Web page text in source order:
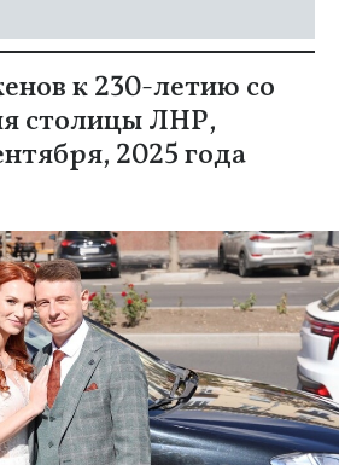
к 230-летию со
столицы ЛНР,
2025 года